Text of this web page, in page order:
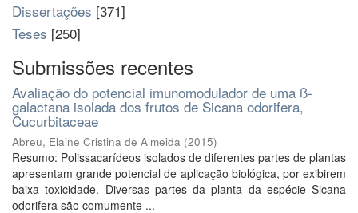
Dissertações [371]
Teses [250]
Submissões recentes
Avaliação do potencial imunomodulador de uma ß-
galactana isolada dos frutos de Sicana odorifera,
Cucurbitaceae
Abreu, Elaine Cristina de Almeida (2015)
Resumo: Polissacarídeos isolados de diferentes partes de plantas
apresentam grande potencial de aplicação biológica, por exibirem
baixa toxicidade. Diversas partes da planta da espécie Sicana
odorifera são comumente ...